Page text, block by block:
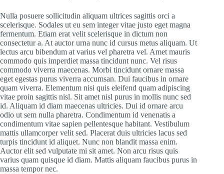
Nulla posuere sollicitudin aliquam ultrices sagittis orci a
scelerisque. Sodales ut eu sem integer vitae justo eget magna
fermentum. Etiam erat velit scelerisque in dictum non
consectetur a. At auctor urna nunc id cursus metus aliquam. Ut
lectus arcu bibendum at varius vel pharetra vel. Amet mauris
commodo quis imperdiet massa tincidunt nunc. Vel risus
commodo viverra maecenas. Morbi tincidunt ornare massa
eget egestas purus viverra accumsan. Dui faucibus in ornare
quam viverra. Elementum nisi quis eleifend quam adipiscing
vitae proin sagittis nisl. Sit amet nisl purus in mollis nunc sed
id. Aliquam id diam maecenas ultricies. Dui id ornare arcu
odio ut sem nulla pharetra. Condimentum id venenatis a
condimentum vitae sapien pellentesque habitant. Vestibulum
mattis ullamcorper velit sed. Placerat duis ultricies lacus sed
turpis tincidunt id aliquet. Nunc non blandit massa enim.
Auctor elit sed vulputate mi sit amet. Non arcu risus quis
varius quam quisque id diam. Mattis aliquam faucibus purus in
massa tempor nec.